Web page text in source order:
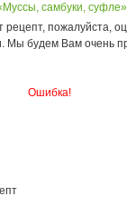
самбуки, суфле»
рецепт, пожалуйста,
Мы будем Вам очень
Ошибка!